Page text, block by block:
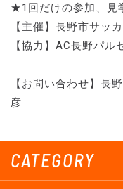
CATEGORY
★1回だけの参加、見
【主催】長野市サッ
【協力】AC長野パル
【お問い合わせ】長
彦